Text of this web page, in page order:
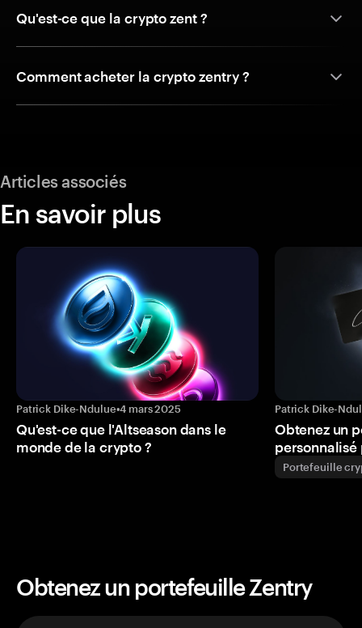
Qu'est-ce que la crypto zent ?
Comment acheter la crypto zentry ?
Articles associés
En savoir plus
Patrick Dike-Ndulue•4 mars 2025
Qu'est-ce que l'Altseason dans le
monde de la crypto ?
Patrick Dike-
Obtenez un
personnalisé
Portefeuille
Obtenez un portefeuille Zentry